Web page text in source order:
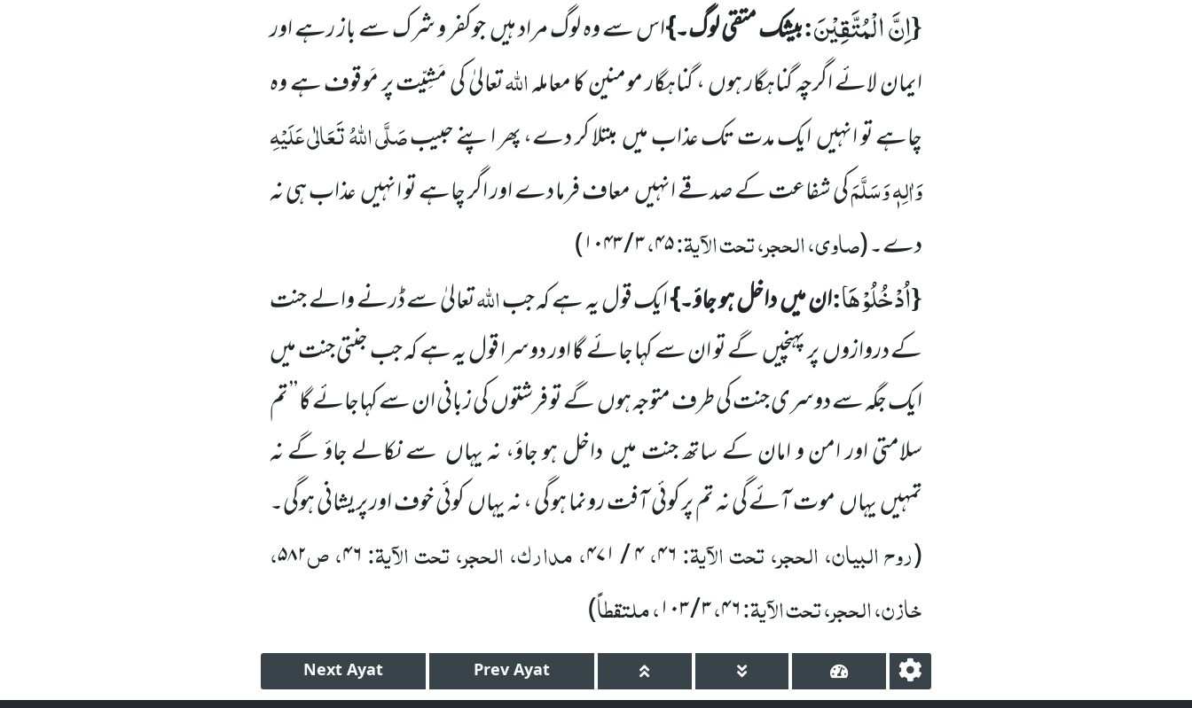
{اِنَّ الْمُتَّقِیْنَ:بیشک متقی لوگ۔}اس سے وہ لوگ مراد ہیںجوکفر و شرک سے باز رہے اور
ایمان لائے اگرچہ گناہگار ہوں ، گناہگار مومنین کا معاملہاللّٰہتعالیٰ کی مَشِیّت پر مَوقوف ہے وہ
چاہے تو انہیںایک مدت تک عذاب میںمبتلا کر دے، پھر اپنے حبیبصَلَّی اللّٰہُ تَعَالٰی عَلَیْہِ
وَاٰلِہٖ وَسَلَّمَکی شفاعت کے صدقے انہیںمعاف فرما دے اور اگر چاہے تو انہیںعذاب ہی نہ
دے۔(صاوی، الحجر، تحت الآیۃ:۴۵،۳ / ۱۰۴۳ )
{اُدْخُلُوْهَا:ان میںداخل ہو جاؤ۔}ایک قول یہ ہے کہ جباللّٰہتعالیٰ سے ڈرنے والے جنت
کے دروازوںپر پہنچیںگے تو ان سے کہا جائے گا اور دوسرا قول یہ ہے کہ جب جنتی جنت میں
ایک جگہ سے دوسری جنت کی طرف متوجہ ہوںگے تو فرشتوںکی زبانی ان سے کہاجائے گا ’’ تم
سلامتی اور امن و امان کے ساتھ جنت میںداخل ہو جاؤ، نہ یہاں سے نکالے جاؤ گے نہ
تمہیںیہاںموت آئے گی نہ تم پر کوئی آفت رونما ہو گی ، نہ یہاںکوئی خوف اور پریشانی ہوگی۔
(روح البیان، الحجر، تحت الآیۃ:۴۶،۴ / ۴۷۱ ، مدارک، الحجر، تحت الآیۃ:۴۶، ص۵۸۲،
خازن، الحجر، تحت الآیۃ:۴۶،۳ / ۱۰۳ ، ملتقطاً)
Next Ayat Prev Ayat